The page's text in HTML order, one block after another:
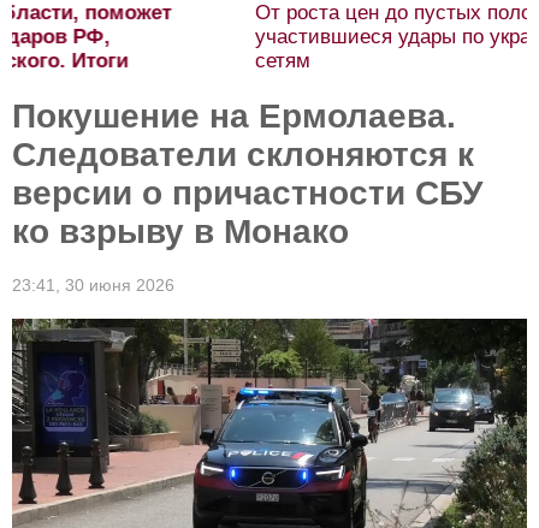
От роста цен до пустых полок. Чем опасны
участившиеся удары по украинским торговым
сетям
Покушение на Ермолаева.
Следователи склоняются к
версии о причастности СБУ
ко взрыву в Монако
23:41, 30 июня 2026